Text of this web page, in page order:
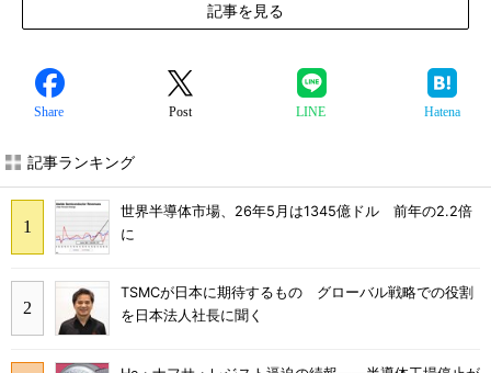
記事を見る
Share Post LINE Hatena
記事ランキング
世界半導体市場、26年5月は1345億ドル 前年の2.2倍
に
TSMCが日本に期待するもの グローバル戦略での役割
を日本法人社長に聞く